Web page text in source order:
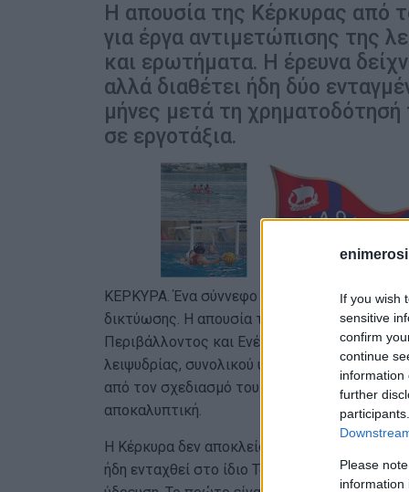
If you wish
sensitive
confirm
continue
information
further
Please
information
Η απουσία της Κέρκυρας από
για έργα αντιμετώπισης της
και ερωτήματα. Η έρευνα
αλλά διαθέτει ήδη δύο
μήνες μετά τη
σε εργοτάξια.
ΚΕΡΚΥΡΑ. Ένα σύννεφο πλανήθηκε τις
δικτύωσης. Η απουσία της Κέρκυρας από
Περιβάλλοντος και Ενέργειας για τη
λειψυδρίας, συνολικού ύψους 15 εκατ. ευρώ,
από τον σχεδιασμό του ΥΠΕΝ. Η
αποκαλυπτική.
Η Κέρκυρα δεν αποκλείστηκε από το
ήδη ενταχθεί στο ίδιο Τομεακό Πρόγραμμα